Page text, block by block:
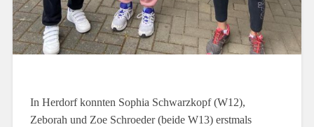
In Herdorf konnten Sophia Schwarzkopf (W12),
Zeborah und Zoe Schroeder (beide W13) erstmals